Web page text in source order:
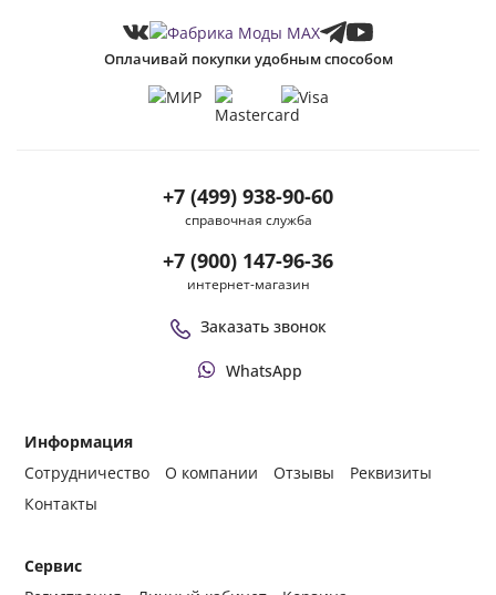
Информация
Сотрудничество
О компании Отзывы
Реквизиты
Контакты
Сервис
+7 (499) 938-90-60
справочная служба
+7 (900) 147-96-36
интернет-магазин
Заказать звонок
WhatsApp
Оплачивай покупки удобным способом